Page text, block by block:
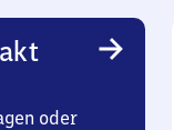
oder